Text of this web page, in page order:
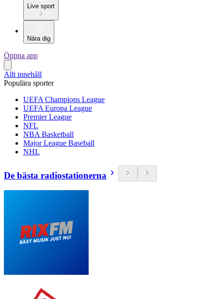
Live sport
Nära dig
Öppna app
Allt innehåll
Populära sporter
UEFA Champions League
UEFA Europa League
Premier League
NFL
NBA Basketball
Major League Baseball
NHL
De bästa radiostationerna